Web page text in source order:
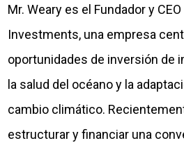
Mr. Weary es el Fundador y
Investments, una empresa
oportunidades de inversión de
la salud del océano y la
cambio climático.
estructurar y financiar una